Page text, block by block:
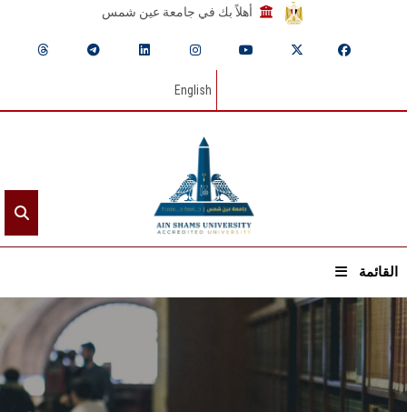
أهلاً بك في جامعة عين شمس
English
القائمة
الرئيسيـة
عن الجامعة